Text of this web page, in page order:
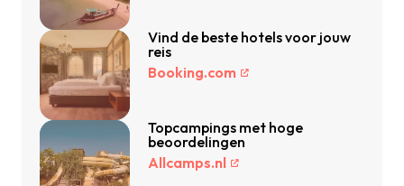
Vind de beste hotels voor jouw
reis
Booking.com
Topcampings met hoge
beoordelingen
Allcamps.nl